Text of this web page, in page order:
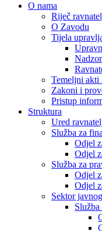
O nama
Riječ
O Zavodu
Tijela
Temeljni akti
Zakoni i
Pristup
Struktura
Ured
Služba za
Odjel
Odjel
Služba za
Odjel
Odjel
Sektor